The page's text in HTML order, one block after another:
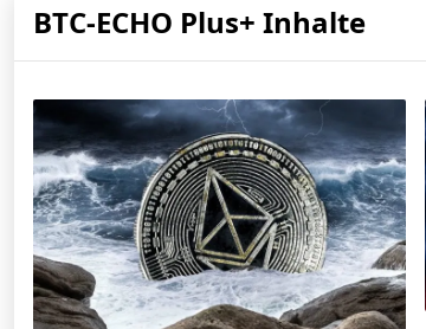
BTC-ECHO Plus+ Inhalte